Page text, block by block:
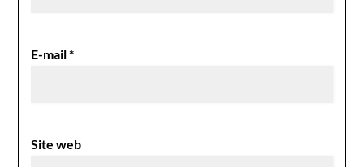
E-mail*
Site web